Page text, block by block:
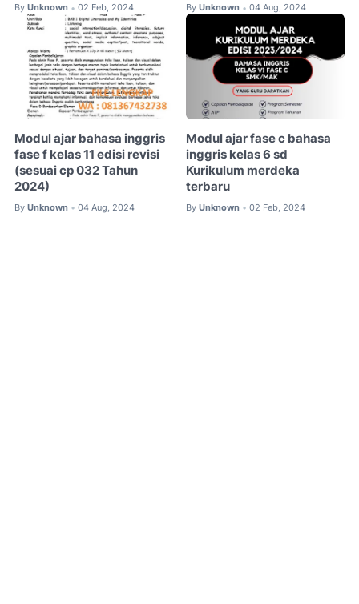
By Unknown • 02 Feb, 2024 By Unknown • 04 Aug, 2024
Modul ajar bahasa inggris
fase f kelas 11 edisi revisi
(sesuai cp 032 Tahun
2024)
By Unknown • 04 Aug, 2024
Modul ajar fase c bahasa
inggris kelas 6 sd
Kurikulum merdeka
terbaru
By Unknown • 02 Feb, 2024